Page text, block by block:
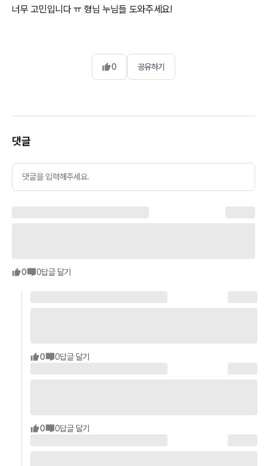
너무 고민입니다 ㅠ 형님 누님들 도와주세요!
0 공유하기
댓글
댓글을 입력해주세요.
0 0답글 달기
0 0답글 달기
0 0답글 달기